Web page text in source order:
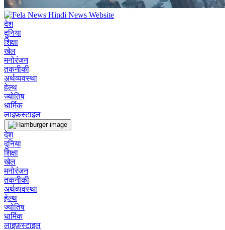
देश
दुनिया
शिक्षा
खेल
मनोरंजन
तकनीकी
अर्थव्यवस्था
हेल्थ
ज्योतिष
धार्मिक
लाइफ़स्टाइल
देश
दुनिया
शिक्षा
खेल
मनोरंजन
तकनीकी
अर्थव्यवस्था
हेल्थ
ज्योतिष
धार्मिक
लाइफ़स्टाइल